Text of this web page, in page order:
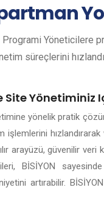
Yöneticilere
süreçlerini
Yönetiminiz
yönelik pratik
işlemlerini
arayüzü, güvenilir
BİSİYON
artırabilir.